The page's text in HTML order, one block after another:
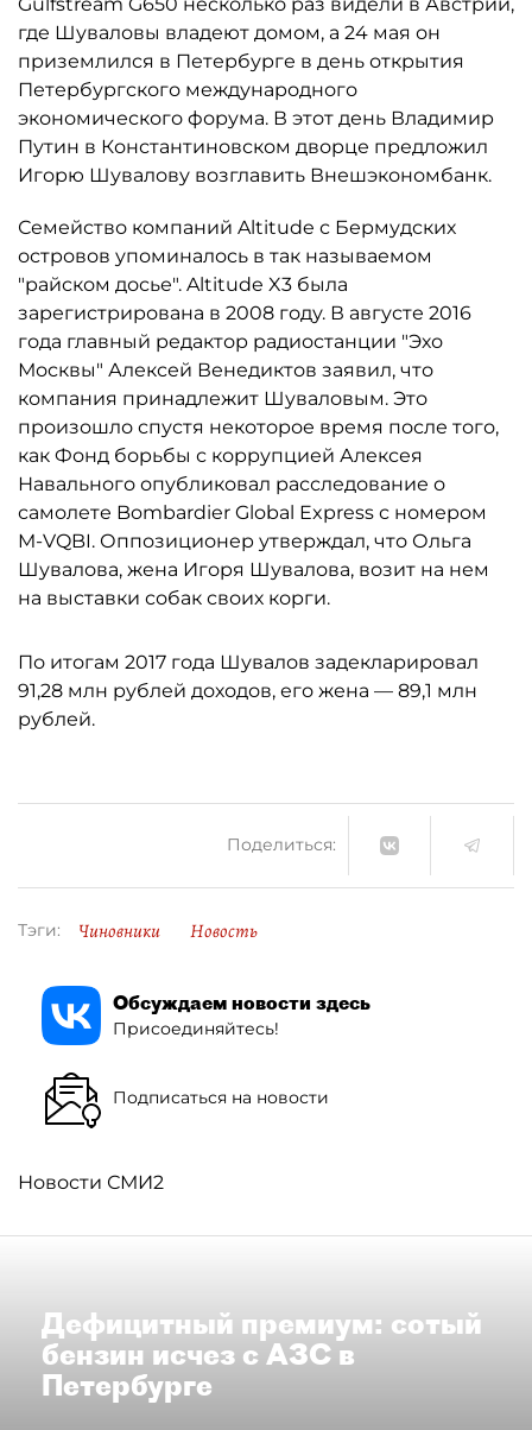
где Шуваловы владеют домом, а 24 мая он
приземлился в Петербурге в день открытия
Петербургского международного
экономического форума. В этот день Владимир
Путин в Константиновском дворце предложил
Игорю Шувалову возглавить Внешэкономбанк.
Семейство компаний Altitude с Бермудских
островов упоминалось в так называемом
"райском досье". Altitude X3 была
зарегистрирована в 2008 году. В августе 2016
года главный редактор радиостанции "Эхо
Москвы" Алексей Венедиктов заявил, что
компания принадлежит Шуваловым. Это
произошло спустя некоторое время после того,
как Фонд борьбы с коррупцией Алексея
Навального опубликовал расследование о
самолете Bombardier Global Express с номером
M-VQBI. Оппозиционер утверждал, что Ольга
Шувалова, жена Игоря Шувалова, возит на нем
на выставки собак своих корги.
По итогам 2017 года Шувалов задекларировал
91,28 млн рублей доходов, его жена — 89,1 млн
рублей.
Поделиться:
Тэги: Чиновники Новость
Обсуждаем новости здесь
Присоединяйтесь!
Подписаться на новости
Новости СМИ2
Дефицитный премиум: сотый
бензин исчез с АЗС в
Петербурге